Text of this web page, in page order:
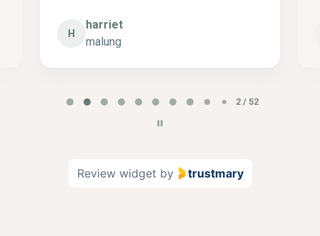
H
harriet
malung
2 / 52
Review widget by trustmary